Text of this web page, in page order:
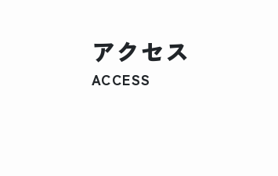
アクセス
ACCESS